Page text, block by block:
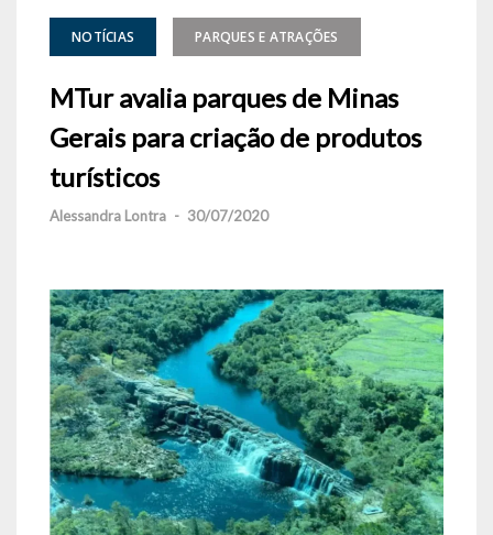
NOTÍCIAS PARQUES E ATRAÇÕES
MTur avalia parques de Minas
Gerais para criação de produtos
turísticos
Alessandra Lontra - 30/07/2020